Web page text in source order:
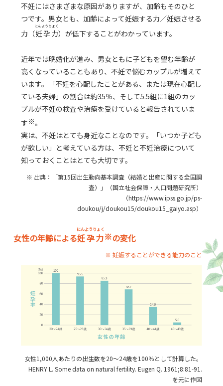
不妊にはさまざまな原因がありますが、加齢もそのひと
つです。男女とも、加齢によって妊娠する力／妊娠させる
力（妊孕力
にんようりょく
）が低下することがわかっています。
近年では晩婚化が進み、男女ともに子どもを望む年齢が
高くなっていることもあり、不妊で悩むカップルが増えて
います。「不妊を心配したことがある、または現在心配し
ている夫婦」の割合は約35％、そして5.5組に1組のカッ
プルが不妊の検査や治療を受けていると報告されていま
す※。
実は、不妊はとても身近なことなのです。「いつか子ども
が欲しい」と考えている方は、不妊と不妊治療について
知っておくことはとても大切です。
※ 出典：「第15回出生動向基本調査（結婚と出産に関する全国調
査）」（国立社会保障・人口問題研究所）
（https://www.ipss.go.jp/ps-
doukou/j/doukou15/doukou15_gaiyo.asp）
女性の年齢による妊孕力
にんようりょく
※の変化
※ 妊娠することができる能力のこと
女性1,000人あたりの出生数を20～24歳を100％として計算した。
HENRY L. Some data on natural fertility. Eugen Q. 1961;8:81-91.
を元に作図